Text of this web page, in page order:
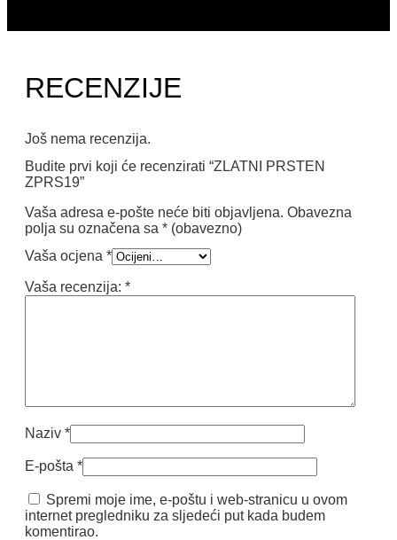
RECENZIJE
Još nema recenzija.
Budite prvi koji će recenzirati “ZLATNI PRSTEN
ZPRS19”
Vaša adresa e-pošte neće biti objavljena. Obavezna
polja su označena sa * (obavezno)
Vaša ocjena *
Vaša recenzija: *
Naziv *
E-pošta *
Spremi moje ime, e-poštu i web-stranicu u ovom
internet pregledniku za sljedeći put kada budem
komentirao.